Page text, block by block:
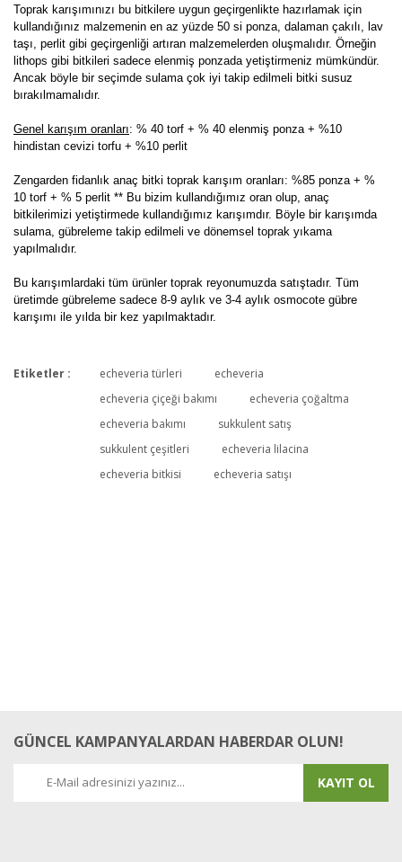
Toprak karışımınızı bu bitkilere uygun geçirgenlikte hazırlamak için
kullandığınız malzemenin en az yüzde 50 si ponza, dalaman çakılı, lav
taşı, perlit gibi geçirgenliği artıran malzemelerden oluşmalıdır. Örneğin
lithops gibi bitkileri sadece elenmiş ponzada yetiştirmeniz mümkündür.
Ancak böyle bir seçimde sulama çok iyi takip edilmeli bitki susuz
bırakılmamalıdır.
Genel karışım oranları: % 40 torf + % 40 elenmiş ponza + %10
hindistan cevizi torfu + %10 perlit
Zengarden fidanlık anaç bitki toprak karışım oranları: %85 ponza + %
10 torf + % 5 perlit ** Bu bizim kullandığımız oran olup, anaç
bitkilerimizi yetiştirmede kullandığımız karışımdır. Böyle bir karışımda
sulama, gübreleme takip edilmeli ve dönemsel toprak yıkama
yapılmalıdır.
Bu karışımlardaki tüm ürünler toprak reyonumuzda satıştadır. Tüm
üretimde gübreleme sadece 8-9 aylık ve 3-4 aylık osmocote gübre
karışımı ile yılda bir kez yapılmaktadır.
Bu ürüne ilk yorumu siz yapın!
Yorum Yaz
Etiketler : echeveria türleri
echeveria
echeveria çiçeği bakımı
echeveria çoğaltma
echeveria bakımı
sukkulent satış
sukkulent çeşitleri
echeveria lilacina
echeveria bitkisi
echeveria satışı
GÜNCEL KAMPANYALARDAN HABERDAR OLUN!
KAYIT OL